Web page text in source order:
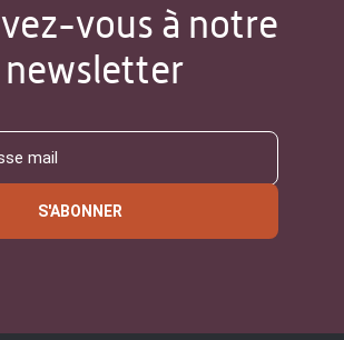
vous à notre
newsletter
S'ABONNER